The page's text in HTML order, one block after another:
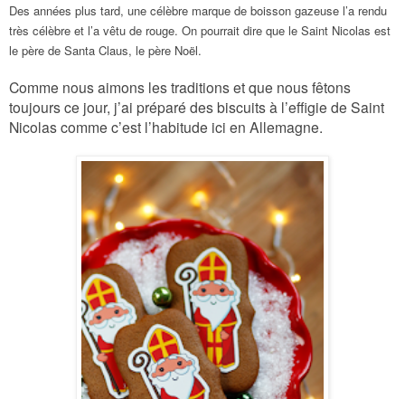
Des années plus tard, une célèbre marque de boisson gazeuse l’a rendu
très célèbre et l’a vêtu de rouge. On pourrait dire que le Saint Nicolas est
le père de Santa Claus, le père Noël.
Comme nous aimons les traditions et que nous fêtons
toujours ce jour, j’ai préparé des biscuits à l’effigie de Saint
Nicolas comme c’est l’habitude ici en Allemagne.